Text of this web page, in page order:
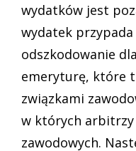
wydatków jest
wydatek
odszkodowanie
emeryturę, które
związkami
w których
zawodowych.